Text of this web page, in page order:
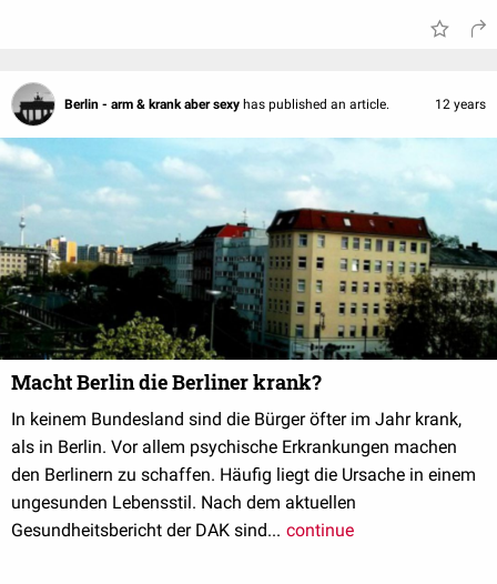
Berlin - arm & krank aber sexy has published an article. 12 years
Macht Berlin die Berliner krank?
In keinem Bundesland sind die Bürger öfter im Jahr krank,
als in Berlin. Vor allem psychische Erkrankungen machen
den Berlinern zu schaffen. Häufig liegt die Ursache in einem
ungesunden Lebensstil. Nach dem aktuellen
Gesundheitsbericht der DAK sind... continue